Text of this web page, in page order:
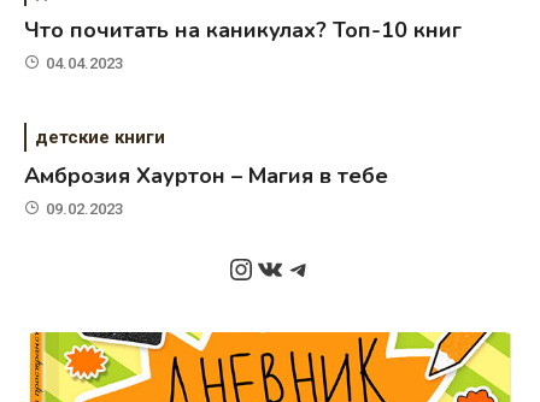
Что почитать на каникулах? Топ-10 книг
04.04.2023
детские книги
Амброзия Хауртон – Магия в тебе
09.02.2023
Instagram
ВКонтакте
Telegram